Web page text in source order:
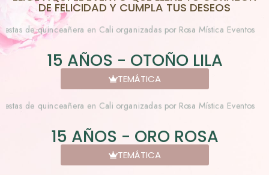
DE FELICIDAD Y CUMPLA TUS DESEOS
15 AÑOS - OTOÑO LILA
TEMÁTICA
15 AÑOS - ORO ROSA
TEMÁTICA